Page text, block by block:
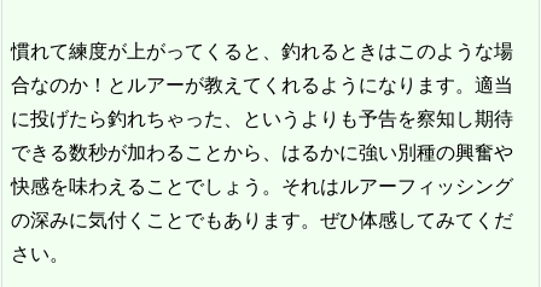
慣れて練度が上がってくると、釣れるときはこのような場
合なのか！とルアーが教えてくれるようになります。適当
に投げたら釣れちゃった、というよりも予告を察知し期待
できる数秒が加わることから、はるかに強い別種の興奮や
快感を味わえることでしょう。それはルアーフィッシング
の深みに気付くことでもあります。ぜひ体感してみてくだ
さい。